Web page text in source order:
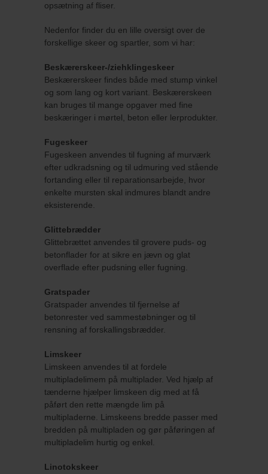
opsætning af fliser.
Nedenfor finder du en lille oversigt over de
forskellige skeer og spartler, som vi har:
Beskærerskeer-/ziehklingeskeer
Beskærerskeer findes både med stump vinkel
og som lang og kort variant. Beskærerskeen
kan bruges til mange opgaver med fine
beskæringer i mørtel, beton eller lerprodukter.
Fugeskeer
Fugeskeen anvendes til fugning af murværk
efter udkradsning og til udmuring ved stående
fortanding eller til reparationsarbejde, hvor
enkelte mursten skal indmures blandt andre
eksisterende.
Glittebrædder
Glittebrættet anvendes til grovere puds- og
betonflader for at sikre en jævn og glat
overflade efter pudsning eller fugning.
Gratspader
Gratspader anvendes til fjernelse af
betonrester ved sammestøbninger og til
rensning af forskallingsbrædder.
Limskeer
Limskeen anvendes til at fordele
multipladelimem på multiplader. Ved hjælp af
tænderne hjælper limskeen dig med at få
påført den rette mængde lim på
multipladerne. Limskeens bredde passer med
bredden på multipladen og gør påføringen af
multipladelim hurtig og enkel.
Linotokskeer